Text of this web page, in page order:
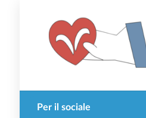
Per il sociale